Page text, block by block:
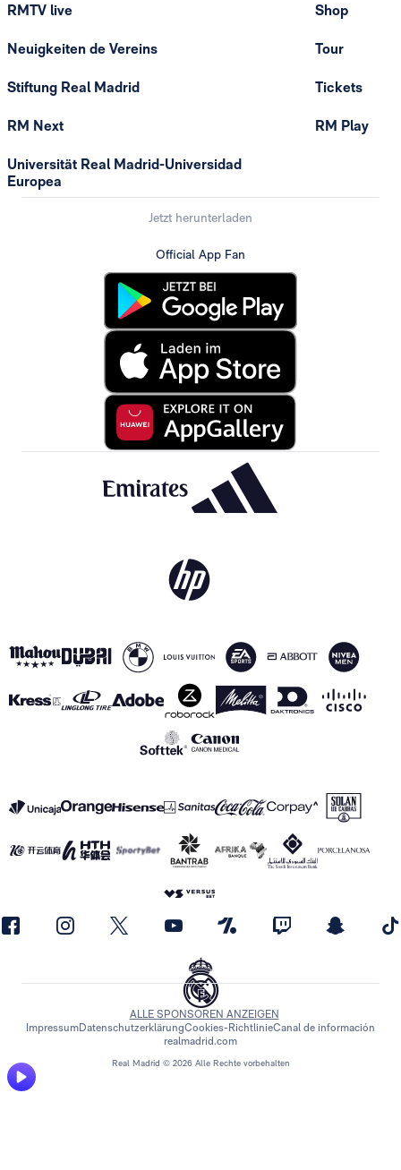
RMTV live
Neuigkeiten de Vereins
Stiftung Real Madrid
RM Next
Universität Real Madrid-Universidad
Europea
Shop
Tour
Tickets
RM Play
Jetzt herunterladen
Official App Fan
Real Madrid © 2026 Alle Rechte vorbehalten
ALLE SPONSOREN ANZEIGEN
ImpressumDatenschutzerklärungCookies-RichtlinieCanal de información
realmadrid.com